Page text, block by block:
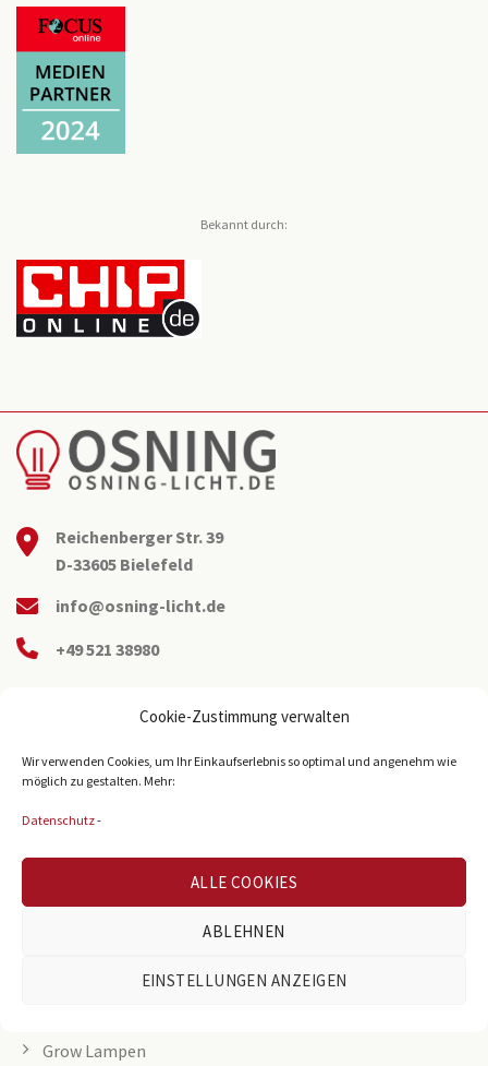
Cookie-Zustimmung verwalten
Wir verwenden Cookies, um Ihr Einkaufserlebnis so optimal und angenehm wie
möglich zu gestalten. Mehr:
Datenschutz-
ALLE COOKIES
ABLEHNEN
EINSTELLUNGEN ANZEIGEN
Bekannt durch:
Reichenberger Str. 39
D-33605 Bielefeld
info@osning-licht.de
+49 521 38980
Büroleuchten
LED Panel
Grow Lampen